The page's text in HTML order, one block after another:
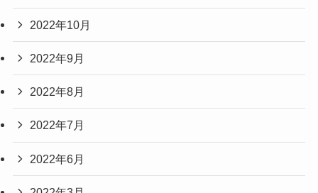
2022年10月
2022年9月
2022年8月
2022年7月
2022年6月